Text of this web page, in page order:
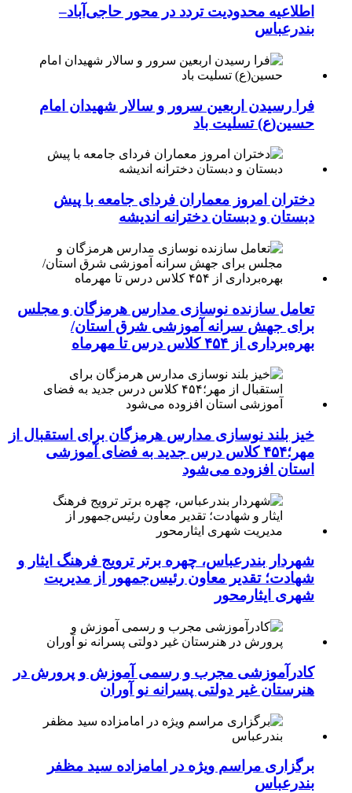
اطلاعیه محدودیت تردد در محور حاجی‌آباد–
بندرعباس
فرا رسیدن اربعین سرور و سالار شهیدان امام
حسین(ع) تسلیت باد
دختران امروز معماران فردای جامعه با پیش
دبستان و دبستان دخترانه اندیشه
تعامل سازنده نوسازی مدارس هرمزگان و مجلس
برای جهش سرانه آموزشی شرق استان/
بهره‌برداری از ۴۵۴ کلاس درس تا مهرماه
خیز بلند نوسازی مدارس هرمزگان برای استقبال از
مهر؛۴۵۴ کلاس درس جدید به فضای آموزشی
استان افزوده می‌شود
شهردار بندرعباس، چهره برتر ترویج فرهنگ ایثار و
شهادت؛ تقدیر معاون رئیس‌جمهور از مدیریت
شهری ایثارمحور
کادرآموزشی مجرب و رسمی آموزش و پرورش در
هنرستان غیر دولتی پسرانه نو آوران
برگزاری مراسم ویژه در امامزاده سید مظفر
بندرعباس